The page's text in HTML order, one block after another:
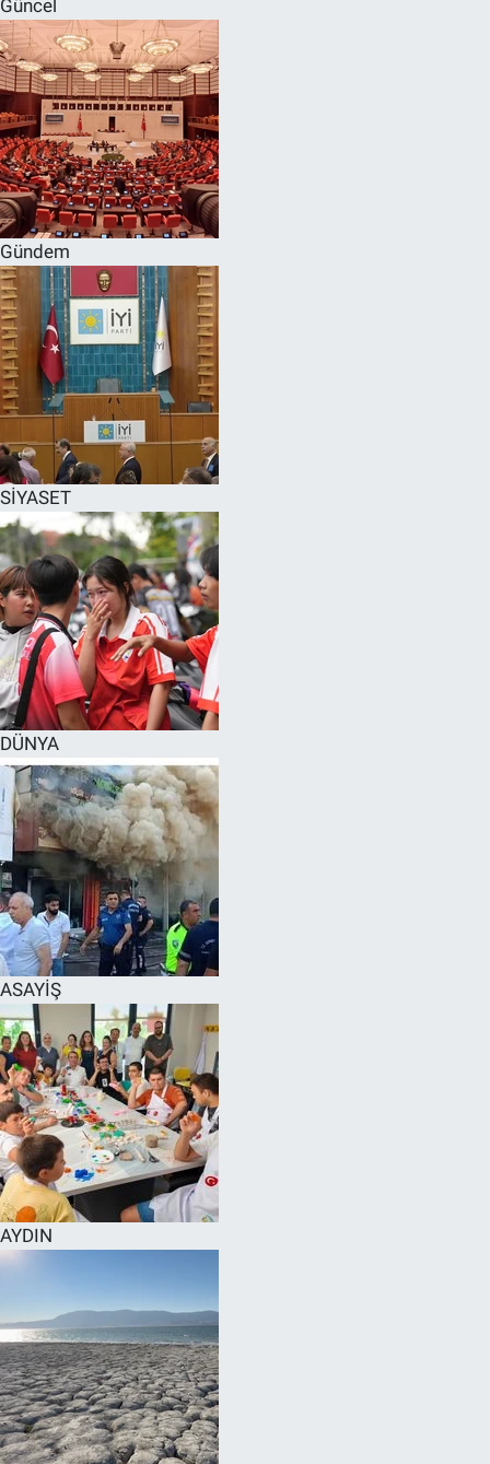
Güncel
Gündem
SİYASET
DÜNYA
ASAYİŞ
AYDIN
SPOR
RESMİ İLANLAR